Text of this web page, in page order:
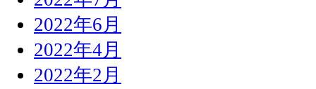
2022年6月
2022年4月
2022年2月